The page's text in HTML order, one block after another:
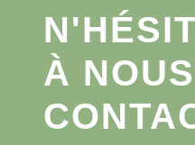
À NOUS